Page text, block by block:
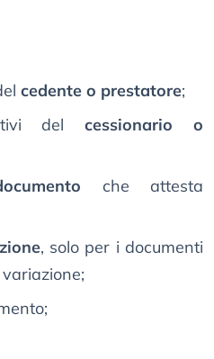
cedente o prestatore;
delcessionario o
che attesta
, solo per i documenti